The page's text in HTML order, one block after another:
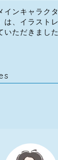
インキャラク
は、イラスト
いただきまし